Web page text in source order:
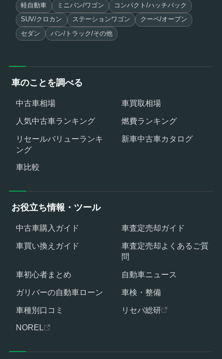
軽自動車 ミニバン/ワゴン コンパクト/ハッチバック
SUV/クロカン ステーションワゴン クーペ/オープン
セダン バン/トラック/その他
車のことを調べる
中古車相場
車買取相場
人気中古車ランキング
燃費ランキング
リセールバリューランキ
ング
新車中古車カタログ
車比較
お役立ち情報・ツール
中古車購入ガイド
車査定売却ガイド
車買い換えガイド
車査定売却よくあるご質
問
車初心者まとめ
自動車ニュース
ガリバーの自動車ローン
車検・整備
車種別口コミ
リセバ総研
NOREL